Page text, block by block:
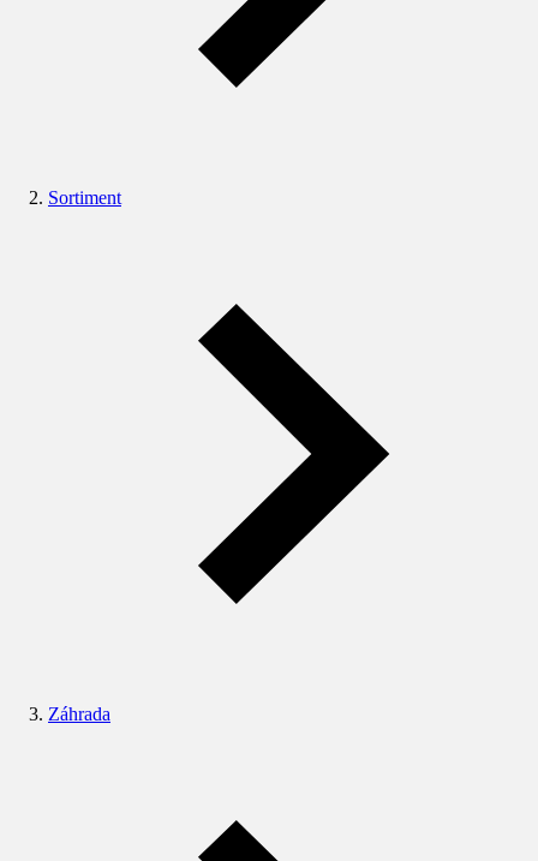
Sortiment
Záhrada